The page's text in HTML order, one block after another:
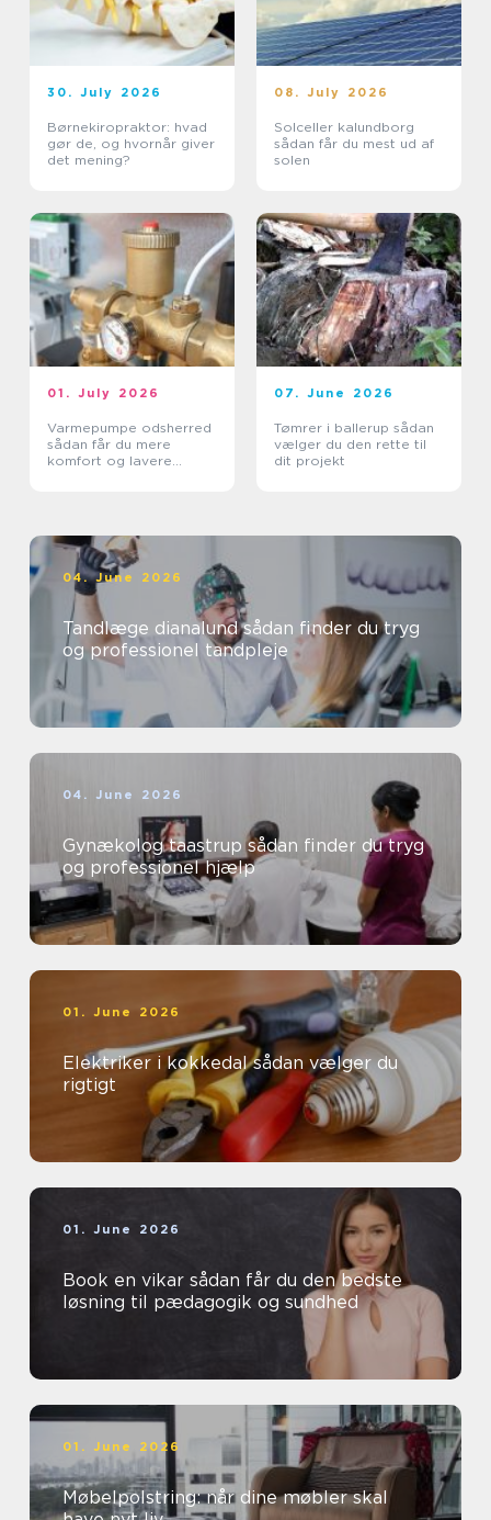
30. July 2026
Børnekiropraktor: hvad
gør de, og hvornår giver
det mening?
08. July 2026
Solceller kalundborg
sådan får du mest ud af
solen
01. July 2026
Varmepumpe odsherred
sådan får du mere
komfort og lavere
07. June 2026
Tømrer i ballerup sådan
vælger du den rette til
dit projekt
04. June 2026
Tandlæge dianalund sådan finder du tryg
og professionel tandpleje
04. June 2026
Gynækolog taastrup sådan finder du tryg
og professionel hjælp
01. June 2026
Elektriker i kokkedal sådan vælger du
rigtigt
01. June 2026
Book en vikar sådan får du den bedste
løsning til pædagogik og sundhed
01. June 2026
Møbelpolstring: når dine møbler skal